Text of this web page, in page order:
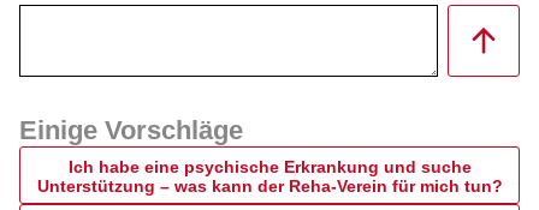
Einige Vorschläge
Ich habe eine psychische Erkrankung und suche
Unterstützung – was kann der Reha-Verein für mich tun?